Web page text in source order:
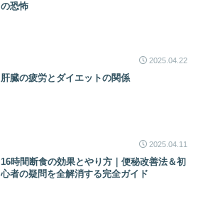
の恐怖
2025.04.22
肝臓の疲労とダイエットの関係
2025.04.11
16時間断食の効果とやり方｜便秘改善法＆初
心者の疑問を全解消する完全ガイド